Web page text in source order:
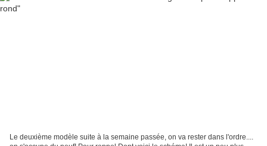
Le deuxième modèle suite à la semaine passée, on va rester dans l'ordre....